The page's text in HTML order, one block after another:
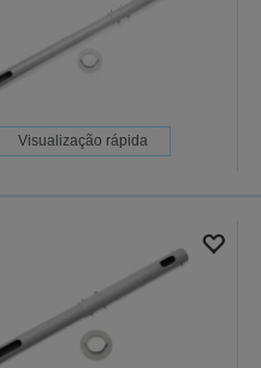
Visualização rápida